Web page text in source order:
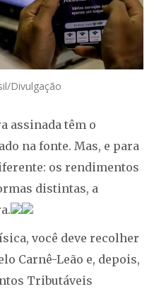
Divulgação
assinada têm o
na fonte. Mas, e para
os rendimentos
distintas, a
você deve recolher
Carnê-Leão e, depois,
Tributáveis